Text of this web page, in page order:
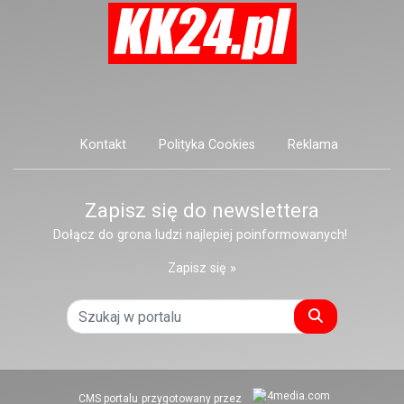
Kontakt Polityka Cookies Reklama
Zapisz się do newslettera
Dołącz do grona ludzi najlepiej poinformowanych!
Zapisz się »
Szukaj
CMS portalu przygotowany przez